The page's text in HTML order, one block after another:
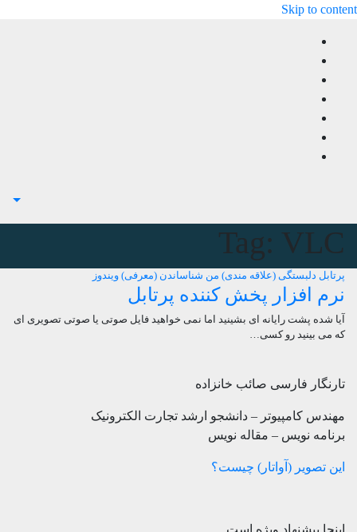
Skip to content
Tag: VLC
پرتابل دلبستگی (علاقه مندی) من شناساندن (معرفی) ویندوز
نرم افزار پخش کننده پرتابل
آیا شده پشت رایانه ای بشینید اما نمی خواهید فایل صوتی یا صوتی تصویری ای
که می بینید رو کسی…
تارنگار فارسی صائب خانزاده
مهندس کامپیوتر – دانشجو ارشد تجارت الکترونیک
برنامه نویس – مقاله نویس
این تصویر (آواتار) چیست؟
اینجا پیشنهاد ویژه است